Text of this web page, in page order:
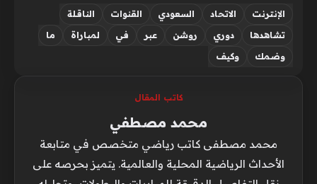
الإنترنت الاتحاد السعودي القنوات
الناقلة
تشاهدها
دوري روشن عبر في لمباراة
ما
وضمك
وكيف
كاتب المقال
محمد مصطفي
محمد مصطفى كاتب رياضي متخصص في متابعة
الأحداث الرياضية المحلية والعالمية. يتميز بحرصه على